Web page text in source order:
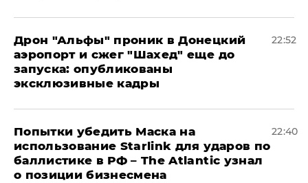
Дрон "Альфы" проник в Донецкий
аэропорт и сжег "Шахед" еще до
запуска: опубликованы
эксклюзивные кадры
22:52
Попытки убедить Маска на
использование Starlink для ударов по
баллистике в РФ – The Atlantic узнал
о позиции бизнесмена
22:40